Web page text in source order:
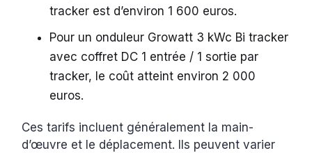
tracker est d’environ 1 600 euros.
Pour un onduleur Growatt 3 kWc Bi tracker
avec coffret DC 1 entrée / 1 sortie par
tracker, le coût atteint environ 2 000
euros.
Ces tarifs incluent généralement la main-
d’œuvre et le déplacement. Ils peuvent varier